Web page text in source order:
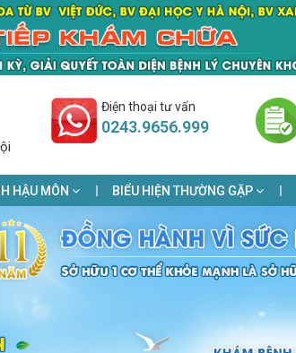
Điện thoại tư vấn
0243.9656.999
HẬU MÔN BIỂU HIỆN THƯỜNG GẶP